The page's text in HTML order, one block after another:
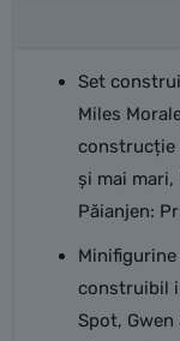
Set
Miles
construcție
și mai mari,
Păianjen:
Minifigurine
construibil
Spot,